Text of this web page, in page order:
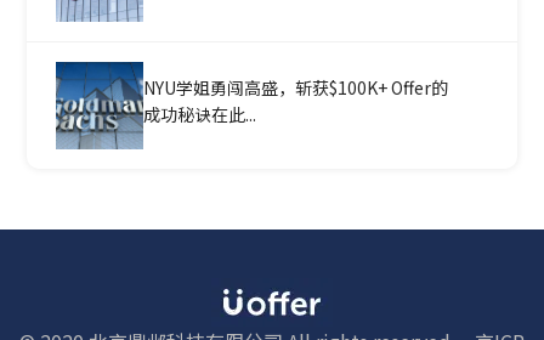
NYU学姐勇闯高盛，斩获$100K+ Offer的
成功秘诀在此...